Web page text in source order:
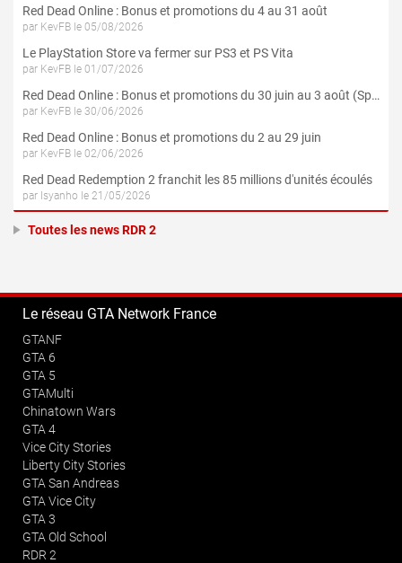
Red Dead Online : Bonus et promotions du 4 au 31 août
par KevFB le 05/08/2026
Le PlayStation Store va fermer sur PS3 et PS Vita
par KevFB le 01/07/2026
Red Dead Online : Bonus et promotions du 30 juin au 3 août (Spécial 4 Juillet)
par KevFB le 30/06/2026
Red Dead Online : Bonus et promotions du 2 au 29 juin
par KevFB le 02/06/2026
Red Dead Redemption 2 franchit les 85 millions d'unités écoulés
par Isyanho le 21/05/2026
Toutes les news RDR 2
Le réseau GTA Network France
GTANF
GTA 6
GTA 5
GTAMulti
Chinatown Wars
GTA 4
Vice City Stories
Liberty City Stories
GTA San Andreas
GTA Vice City
GTA 3
GTA Old School
RDR 2